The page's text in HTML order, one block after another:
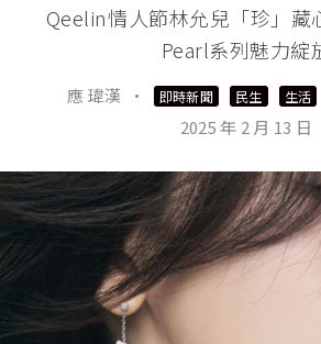
Qeelin情人節林允兒「珍」藏
Pearl系列魅力綻
應 瑋漢 · 即時新聞 民生 生活
2025 年 2 月 13 日